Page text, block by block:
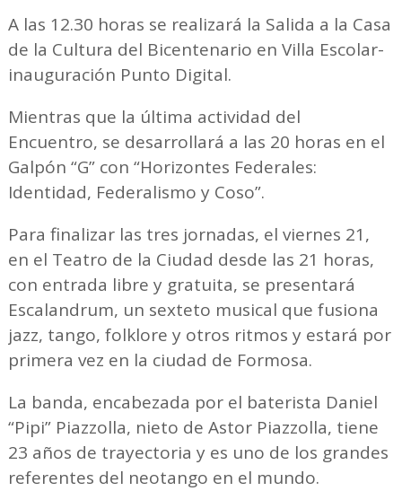
A las 12.30 horas se realizará la Salida a la Casa
de la Cultura del Bicentenario en Villa Escolar-
inauguración Punto Digital.
Mientras que la última actividad del
Encuentro, se desarrollará a las 20 horas en el
Galpón “G” con “Horizontes Federales:
Identidad, Federalismo y Coso”.
Para finalizar las tres jornadas, el viernes 21,
en el Teatro de la Ciudad desde las 21 horas,
con entrada libre y gratuita, se presentará
Escalandrum, un sexteto musical que fusiona
jazz, tango, folklore y otros ritmos y estará por
primera vez en la ciudad de Formosa.
La banda, encabezada por el baterista Daniel
“Pipi” Piazzolla, nieto de Astor Piazzolla, tiene
23 años de trayectoria y es uno de los grandes
referentes del neotango en el mundo.